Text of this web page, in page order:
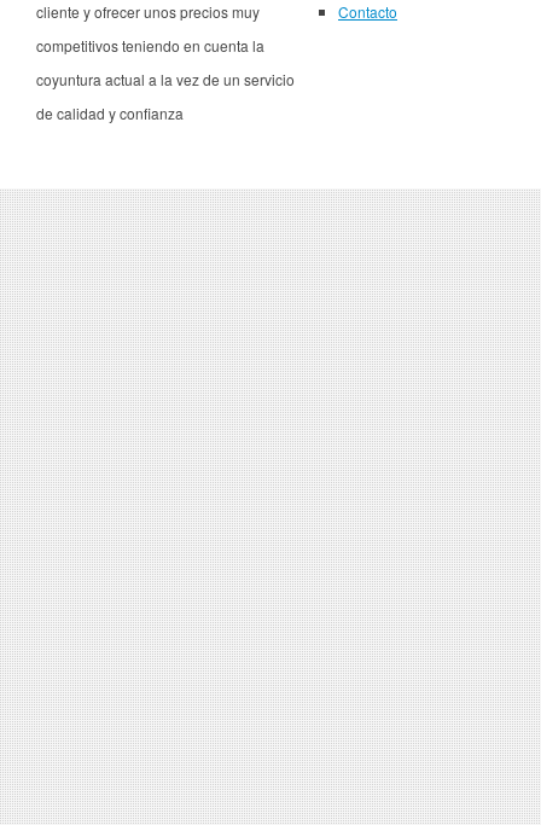
cliente y ofrecer unos precios muy
competitivos teniendo en cuenta la
coyuntura actual a la vez de un servicio
de calidad y confianza
Contacto